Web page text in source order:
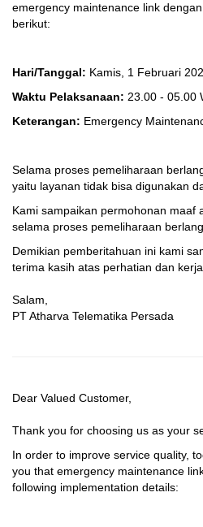
emergency maintenance link
berikut:
Hari/Tanggal: Kamis, 1 Februari
Waktu Pelaksanaan: 23.00 - 05.00
Keterangan: Emergency
Selama proses pemeliharaan
yaitu layanan tidak bisa digunakan
Kami sampaikan permohonan maaf
selama proses pemeliharaan
Demikian pemberitahuan ini kami
terima kasih atas perhatian dan
Salam,
PT Atharva Telematika Persada
Dear Valued Customer,
Thank you for choosing us as your
In order to improve service quality,
you that emergency maintenance
following implementation details: